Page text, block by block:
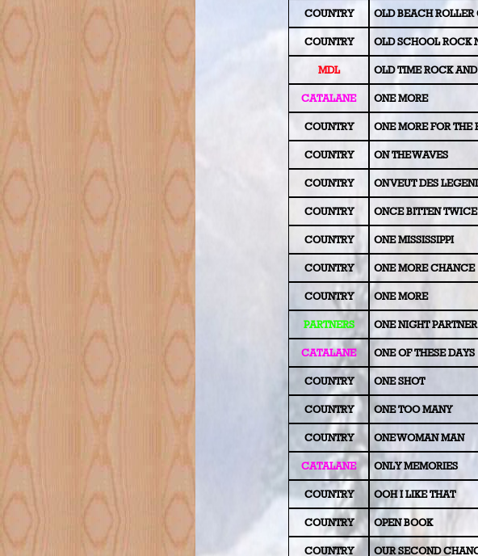
COUNTRY OLD BEACH ROLLER
COUNTRY OLD SCHOOL ROCK
MDL OLDTIME ROCK
CATALANE ONE MORE
COUNTRY ONE MORE FOR THE
COUNTRY ON THE WAVES
COUNTRY ON VEUT DES
COUNTRY ONCE BITTEN
COUNTRY ONE MISSISSIPPI
COUNTRY ONE MORE CHANCE
COUNTRY ONE MORE
PARTNERS ONE NIGHT PARTNER
CATALANE ONE OF THESE DAYS
COUNTRY ONE SHOT
COUNTRY ONE TOO MANY
COUNTRY ONE WOMAN MAN
CATALANE ONLY MEMORIES
COUNTRY OOH I LIKE THAT
COUNTRY OPEN BOOK
COUNTRY OUR SECOND